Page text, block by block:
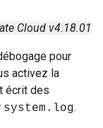
Cloud v4.18.01
pour
activez la
écrit des
system.log.